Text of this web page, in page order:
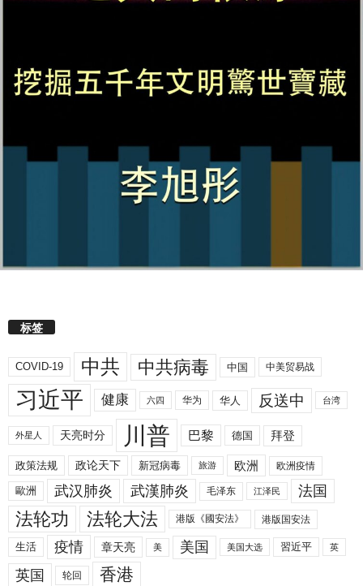
标签
COVID-19 中共 中共病毒 中国 中美贸易战
习近平 健康 六四 华为 华人 反送中 台湾
外星人 天亮时分 川普 巴黎 德国 拜登
政策法规 政论天下 新冠病毒 旅游 欧洲 欧洲疫情
歐洲 武汉肺炎 武漢肺炎 毛泽东 江泽民 法国
法轮功 法轮大法 港版《國安法》 港版国安法
生活 疫情 章天亮 美 美国 美国大选 習近平 英
英国 轮回 香港